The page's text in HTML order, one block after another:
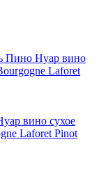
вино сухое
Laforet Pinot